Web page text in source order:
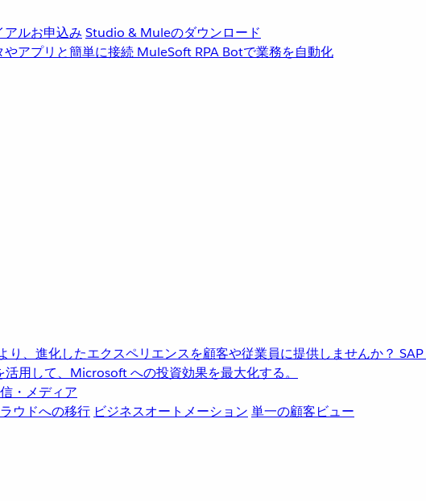
ルお申込み Studio & Muleのダウンロード
やアプリと簡単に接続 MuleSoft RPA Botで業務を自動化
り、進化したエクスペリエンスを顧客や従業員に提供しませんか？ SAP
用して、Microsoft への投資効果を最大化する。
・メディア
ウドへの移行 ビジネスオートメーション 単一の顧客ビュー